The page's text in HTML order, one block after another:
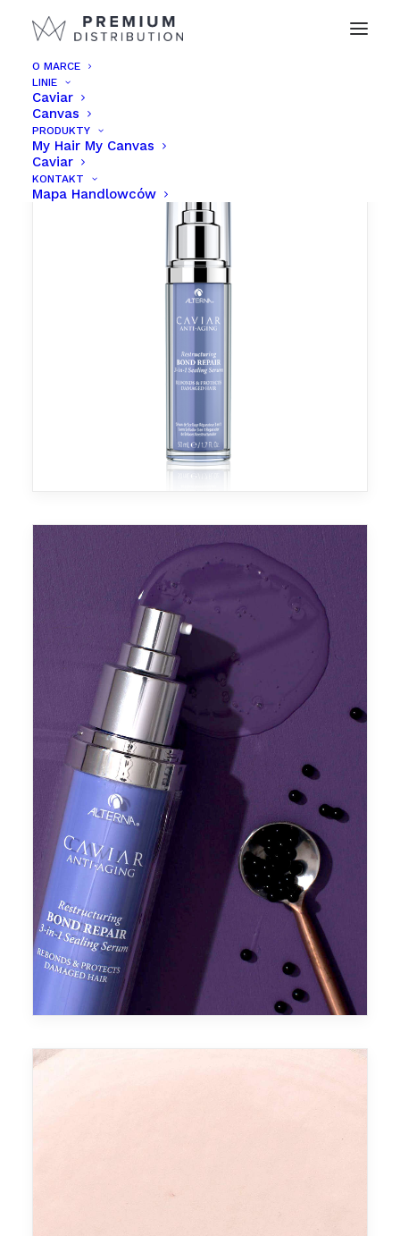
O MARCE
LINIE
Caviar
Canvas
PRODUKTY
My Hair My Canvas
Caviar
KONTAKT
Mapa Handlowców